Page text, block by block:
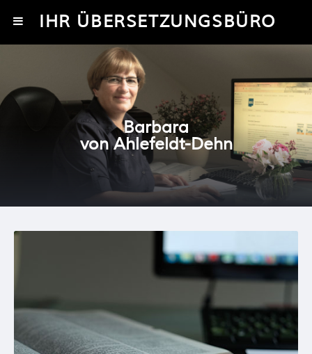
IHR ÜBERSETZUNGSBÜRO
Barbara
von Ahlefeldt-Dehn